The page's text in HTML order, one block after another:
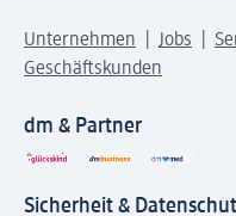
Unternehmen Jobs
Geschäftskunden
dm & Partner
Sicherheit &